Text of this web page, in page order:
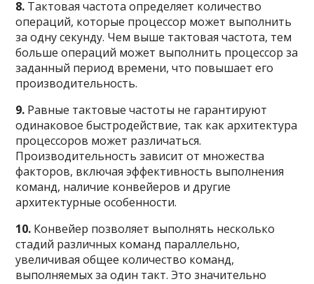
8. Тактовая частота определяет количество
операций, которые процессор может выполнить
за одну секунду. Чем выше тактовая частота, тем
больше операций может выполнить процессор за
заданный период времени, что повышает его
производительность.
9. Равные тактовые частоты не гарантируют
одинаковое быстродействие, так как архитектура
процессоров может различаться.
Производительность зависит от множества
факторов, включая эффективность выполнения
команд, наличие конвейеров и другие
архитектурные особенности.
10. Конвейер позволяет выполнять несколько
стадий различных команд параллельно,
увеличивая общее количество команд,
выполняемых за один такт. Это значительно